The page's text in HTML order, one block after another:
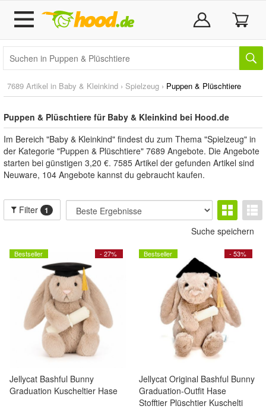
7689 Artikel in Baby & Kleinkind › Spielzeug › Puppen & Plüschtiere
Puppen & Plüschtiere für Baby & Kleinkind bei Hood.de
Im Bereich "Baby & Kleinkind" findest du zum Thema "Spielzeug" in
der Kategorie "Puppen & Plüschtiere" 7689 Angebote. Die Angebote
starten bei günstigen 3,20 €. 7585 Artikel der gefunden Artikel sind
Neuware, 104 Angebote kannst du gebraucht kaufen.
Filter 1
Suche speichern
- 27%
Bestseller
Jellycat Bashful Bunny
Graduation Kuscheltier Hase
- 53%
Bestseller
Jellycat Original Bashful Bunny
Graduation-Outfit Hase
Stofftier Plüschtier Kuschelti